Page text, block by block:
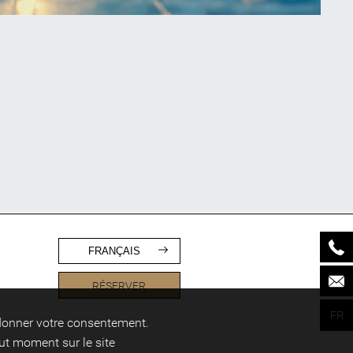
FR
Publié le 5 janvier 2026
Divertissement
FRANÇAIS
RÉSERVER
votre consentement.
moment sur le site